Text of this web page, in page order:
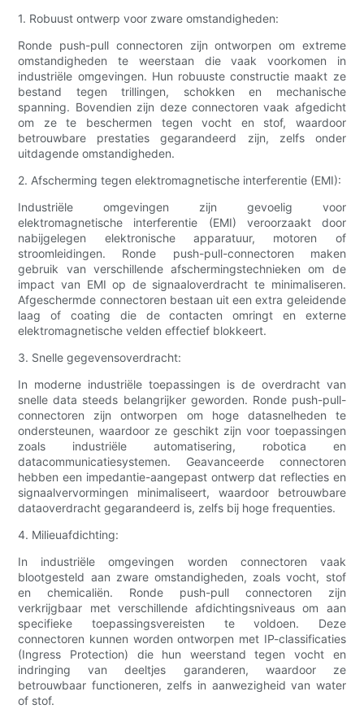
1. Robuust ontwerp voor zware omstandigheden:
Ronde push-pull connectoren zijn ontworpen om extreme
omstandigheden te weerstaan ​​die vaak voorkomen in
industriële omgevingen. Hun robuuste constructie maakt ze
bestand tegen trillingen, schokken en mechanische
spanning. Bovendien zijn deze connectoren vaak afgedicht
om ze te beschermen tegen vocht en stof, waardoor
betrouwbare prestaties gegarandeerd zijn, zelfs onder
uitdagende omstandigheden.
2. Afscherming tegen elektromagnetische interferentie (EMI):
Industriële omgevingen zijn gevoelig voor
elektromagnetische interferentie (EMI) veroorzaakt door
nabijgelegen elektronische apparatuur, motoren of
stroomleidingen. Ronde push-pull-connectoren maken
gebruik van verschillende afschermingstechnieken om de
impact van EMI op de signaaloverdracht te minimaliseren.
Afgeschermde connectoren bestaan ​​uit een extra geleidende
laag of coating die de contacten omringt en externe
elektromagnetische velden effectief blokkeert.
3. Snelle gegevensoverdracht:
In moderne industriële toepassingen is de overdracht van
snelle data steeds belangrijker geworden. Ronde push-pull-
connectoren zijn ontworpen om hoge datasnelheden te
ondersteunen, waardoor ze geschikt zijn voor toepassingen
zoals industriële automatisering, robotica en
datacommunicatiesystemen. Geavanceerde connectoren
hebben een impedantie-aangepast ontwerp dat reflecties en
signaalvervormingen minimaliseert, waardoor betrouwbare
dataoverdracht gegarandeerd is, zelfs bij hoge frequenties.
4. Milieuafdichting:
In industriële omgevingen worden connectoren vaak
blootgesteld aan zware omstandigheden, zoals vocht, stof
en chemicaliën. Ronde push-pull connectoren zijn
verkrijgbaar met verschillende afdichtingsniveaus om aan
specifieke toepassingsvereisten te voldoen. Deze
connectoren kunnen worden ontworpen met IP-classificaties
(Ingress Protection) die hun weerstand tegen vocht en
indringing van deeltjes garanderen, waardoor ze
betrouwbaar functioneren, zelfs in aanwezigheid van water
of stof.